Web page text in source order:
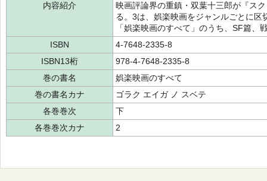
内容紹介
映画評論界の重鎮・双葉十三郎が『ス
る。3は、娯楽映画をジャンルごとに
「娯楽映画のすべて」のうち、SF篇、
ISBN
4-7648-2335-8
ISBN13桁
978-4-7648-2335-8
巻の書名
娯楽映画のすべて
巻の書名カナ
ゴラク エイガ ノ スベテ
各巻巻次
下
各巻巻次カナ
2